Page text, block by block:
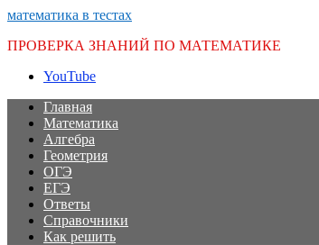
математика в тестах
ПРОВЕРКА ЗНАНИЙ ПО МАТЕМАТИКЕ
YouTube
Главная
Математика
Алгебра
Геометрия
ОГЭ
ЕГЭ
Ответы
Справочники
Как решить